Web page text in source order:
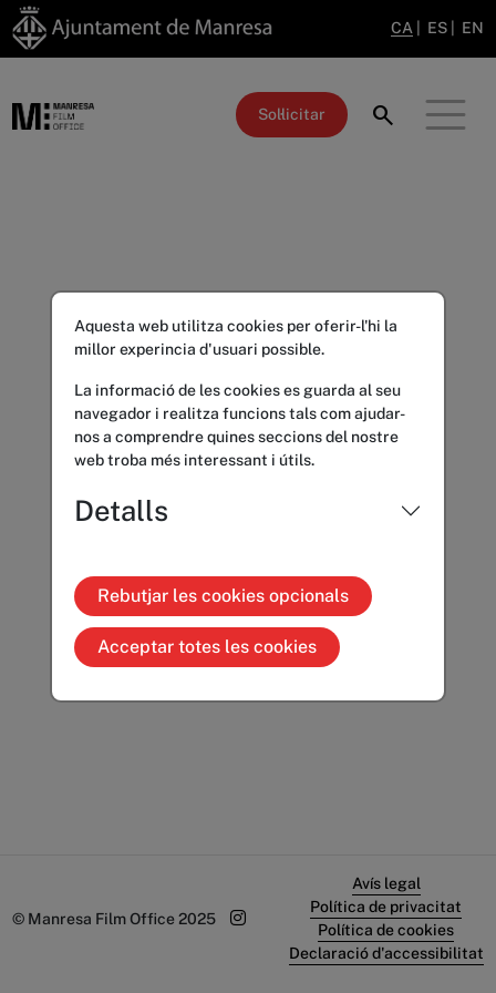
Aquesta web utilitza cookies per oferir-l'hi la
millor experincia d'usuari possible.
La informació de les cookies es guarda al seu
navegador i realitza funcions tals com ajudar-
nos a comprendre quines seccions del nostre
web troba més interessant i útils.
Detalls
Rebutjar les cookies opcionals
Acceptar totes les cookies
CA | ES| EN
Sol·licitar search
© Manresa Film Office 2025
Avís legal
Política de privacitat
Política de cookies
Declaració d'accessibilitat